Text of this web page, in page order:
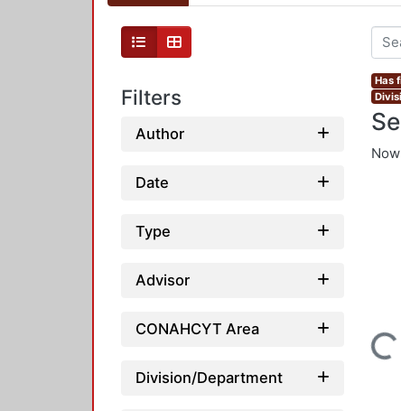
Filters
Author
Date
Type
Advisor
CONAHCYT Area
Division/Department
Has
Loading...